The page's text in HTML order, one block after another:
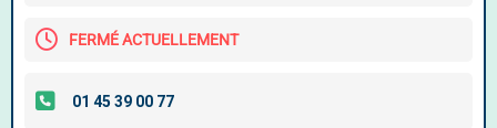
FERMÉ ACTUELLEMENT